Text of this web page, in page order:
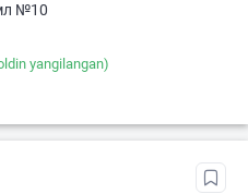
№10
yangilangan)